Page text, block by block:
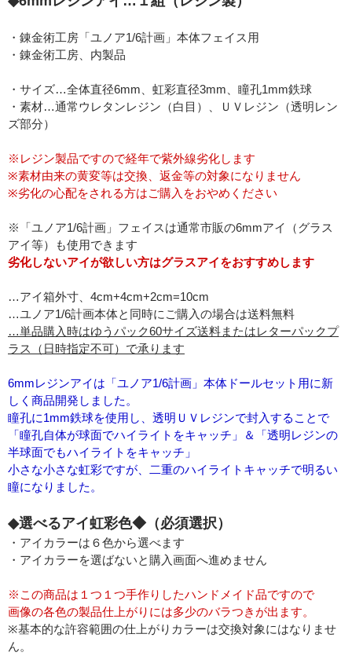
・錬金術工房「ユノア1/6計画」本体フェイス用
・錬金術工房、内製品
・サイズ…全体直径6mm、虹彩直径3mm、瞳孔1mm鉄球
・素材…通常ウレタンレジン（白目）、ＵＶレジン（透明レン
ズ部分）
※レジン製品ですので経年で紫外線劣化します
※素材由来の黄変等は交換、返金等の対象になりません
※劣化の心配をされる方はご購入をおやめください
※「ユノア1/6計画」フェイスは通常市販の6mmアイ（グラス
アイ等）も使用できます
劣化しないアイが欲しい方はグラスアイをおすすめします
…アイ箱外寸、4cm+4cm+2cm=10cm
…ユノア1/6計画本体と同時にご購入の場合は送料無料
…単品購入時はゆうパック60サイズ送料またはレターパックプ
ラス（日時指定不可）で承ります
6mmレジンアイは「ユノア1/6計画」本体ドールセット用に新
しく商品開発しました。
瞳孔に1mm鉄球を使用し、透明ＵＶレジンで封入することで
「瞳孔自体が球面でハイライトをキャッチ」＆「透明レジンの
半球面でもハイライトをキャッチ」
小さな小さな虹彩ですが、二重のハイライトキャッチで明るい
瞳になりました。
◆選べるアイ虹彩色◆（必須選択）
・アイカラーは６色から選べます
・アイカラーを選ばないと購入画面へ進めません
※この商品は１つ１つ手作りしたハンドメイド品ですので
画像の各色の製品仕上がりには多少のバラつきが出ます。
※基本的な許容範囲の仕上がりカラーは交換対象にはなりませ
ん。